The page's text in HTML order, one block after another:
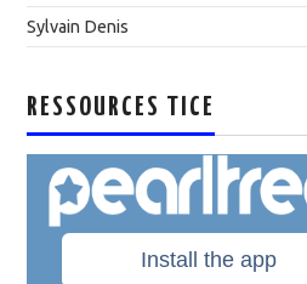
Sylvain Denis
RESSOURCES TICE